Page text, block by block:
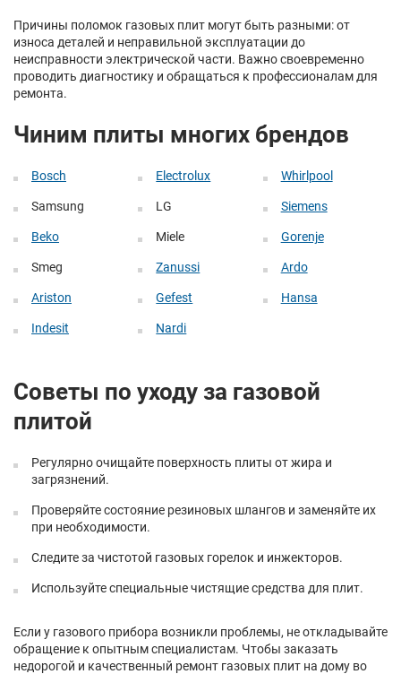
Причины поломок газовых плит могут быть разными: от
износа деталей и неправильной эксплуатации до
неисправности электрической части. Важно своевременно
проводить диагностику и обращаться к профессионалам для
ремонта.
Чиним плиты многих брендов
Bosch Electrolux Whirlpool
Samsung LG Siemens
Beko Miele Gorenje
Smeg Zanussi Ardo
Ariston Gefest Hansa
Indesit Nardi
Советы по уходу за газовой
плитой
Регулярно очищайте поверхность плиты от жира и
загрязнений.
Проверяйте состояние резиновых шлангов и заменяйте их
при необходимости.
Следите за чистотой газовых горелок и инжекторов.
Используйте специальные чистящие средства для плит.
Если у газового прибора возникли проблемы, не откладывайте
обращение к опытным специалистам. Чтобы заказать
недорогой и качественный ремонт газовых плит на дому во